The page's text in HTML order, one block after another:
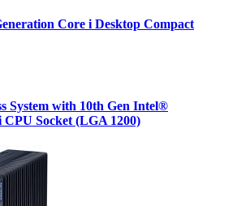
Core i Desktop Compact
System with 10th Gen Intel®
Socket (LGA 1200)